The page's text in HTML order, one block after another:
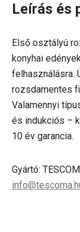
Leírás és
Első osztályú
konyhai
felhasználásra.
rozsdamentes
Valamennyi
és indukciós –
10 év garancia.
Gyártó: